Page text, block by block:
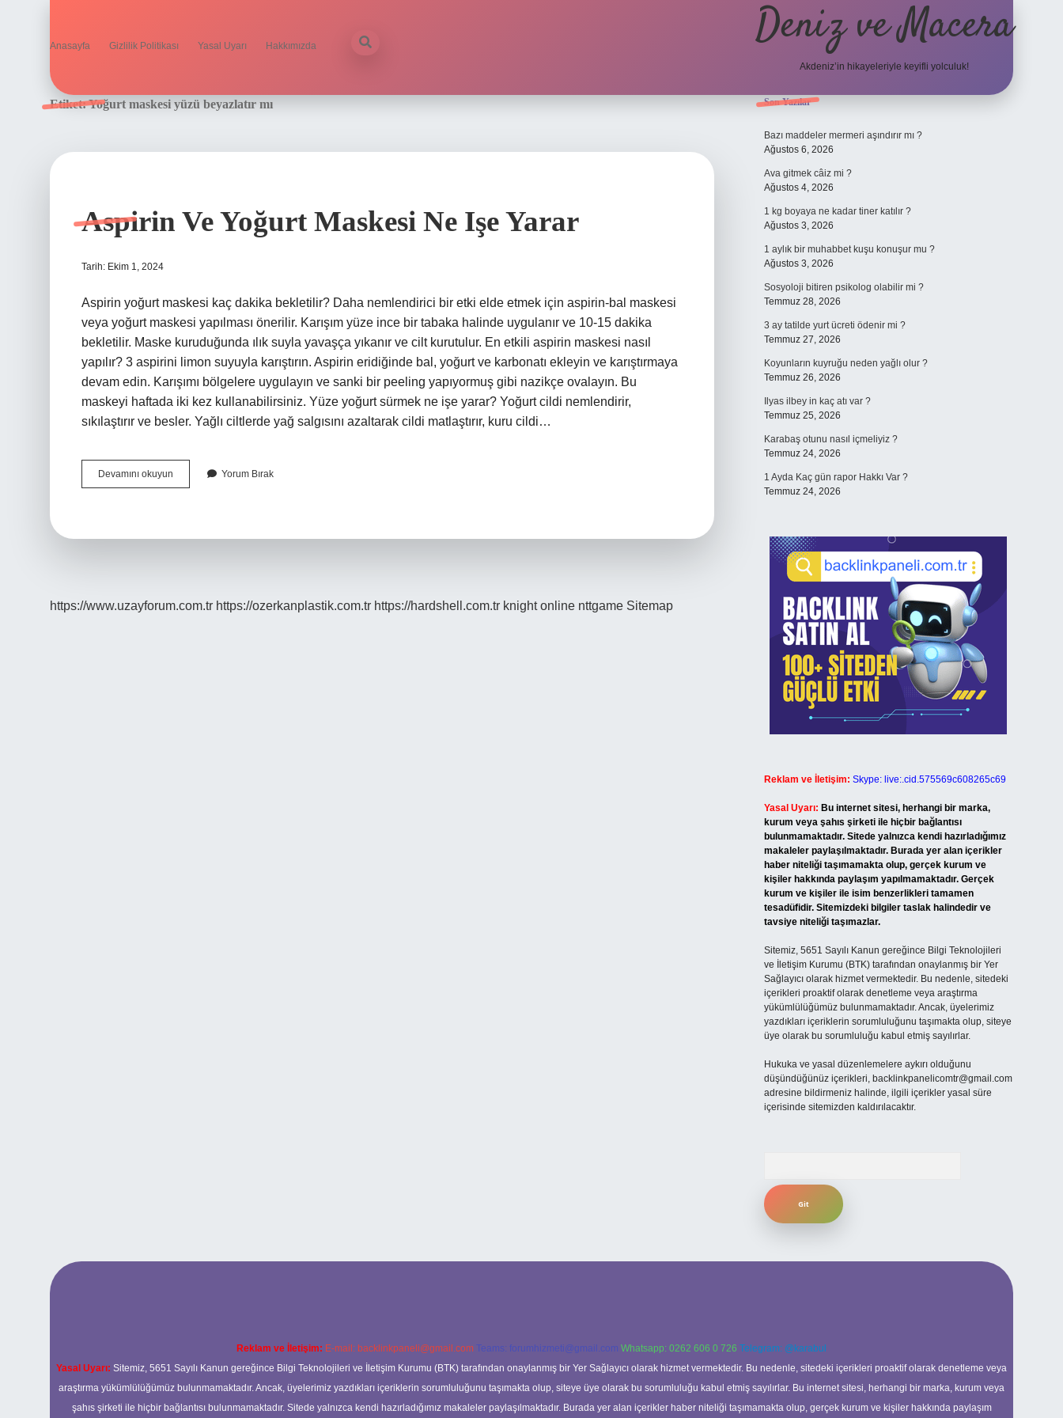
Anasayfa Gizlilik Politikası Yasal Uyarı Hakkımızda Deniz ve Macera
Akdeniz’in hikayeleriyle keyifli yolculuk!
Etiket:Yoğurt maskesi yüzü beyazlatır mı
Aspirin Ve Yoğurt Maskesi Ne Işe Yarar
Tarih: Ekim 1, 2024
Aspirin yoğurt maskesi kaç dakika bekletilir? Daha nemlendirici bir etki elde etmek için aspirin-bal maskesi
veya yoğurt maskesi yapılması önerilir. Karışım yüze ince bir tabaka halinde uygulanır ve 10-15 dakika
bekletilir. Maske kuruduğunda ılık suyla yavaşça yıkanır ve cilt kurutulur. En etkili aspirin maskesi nasıl
yapılır? 3 aspirini limon suyuyla karıştırın. Aspirin eridiğinde bal, yoğurt ve karbonatı ekleyin ve karıştırmaya
devam edin. Karışımı bölgelere uygulayın ve sanki bir peeling yapıyormuş gibi nazikçe ovalayın. Bu
maskeyi haftada iki kez kullanabilirsiniz. Yüze yoğurt sürmek ne işe yarar? Yoğurt cildi nemlendirir,
sıkılaştırır ve besler. Yağlı ciltlerde yağ salgısını azaltarak cildi matlaştırır, kuru cildi…
Devamını okuyun
Ve
Yorum Bırak
https://www.uzayforum.com.tr https://ozerkanplastik.com.tr https://hardshell.com.tr knight online nttgame Sitemap
Sidebar
Son Yazılar
Bazı maddeler mermeri aşındırır mı ?
Ağustos 6, 2026
Ava gitmek câiz mi ?
Ağustos 4, 2026
1 kg boyaya ne kadar tiner katılır ?
Ağustos 3, 2026
1 aylık bir muhabbet kuşu konuşur mu ?
Ağustos 3, 2026
Sosyoloji bitiren psikolog olabilir mi ?
Temmuz 28, 2026
3 ay tatilde yurt ücreti ödenir mi ?
Temmuz 27, 2026
Koyunların kuyruğu neden yağlı olur ?
Temmuz 26, 2026
Ilyas ilbey in kaç atı var ?
Temmuz 25, 2026
Karabaş otunu nasıl içmeliyiz ?
Temmuz 24, 2026
1 Ayda Kaç gün rapor Hakkı Var ?
Temmuz 24, 2026
Reklam ve İletişim: Skype: live:.cid.575569c608265c69
Yasal Uyarı: Bu internet sitesi, herhangi bir marka,
kurum veya şahıs şirketi ile hiçbir bağlantısı
bulunmamaktadır. Sitede yalnızca kendi hazırladığımız
makaleler paylaşılmaktadır. Burada yer alan içerikler
haber niteliği taşımamakta olup, gerçek kurum ve
kişiler hakkında paylaşım yapılmamaktadır. Gerçek
kurum ve kişiler ile isim benzerlikleri tamamen
tesadüfidir. Sitemizdeki bilgiler taslak halindedir ve
tavsiye niteliği taşımazlar.
Sitemiz, 5651 Sayılı Kanun gereğince Bilgi Teknolojileri
ve İletişim Kurumu (BTK) tarafından onaylanmış bir Yer
Sağlayıcı olarak hizmet vermektedir. Bu nedenle, sitedeki
içerikleri proaktif olarak denetleme veya araştırma
yükümlülüğümüz bulunmamaktadır. Ancak, üyelerimiz
yazdıkları içeriklerin sorumluluğunu taşımakta olup, siteye
üye olarak bu sorumluluğu kabul etmiş sayılırlar.
Hukuka ve yasal düzenlemelere aykırı olduğunu
düşündüğünüz içerikleri, backlinkpanelicomtr@gmail.com
adresine bildirmeniz halinde, ilgili içerikler yasal süre
içerisinde sitemizden kaldırılacaktır.
Reklam ve İletişim: E-mail: backlinkpaneli@gmail.com Teams: forumhizmeti@gmail.com Whatsapp: 0262 606 0 726 Telegram: @karabul
Yasal Uyarı: Sitemiz, 5651 Sayılı Kanun gereğince Bilgi Teknolojileri ve İletişim Kurumu (BTK) tarafından onaylanmış bir Yer Sağlayıcı olarak hizmet vermektedir. Bu nedenle, sitedeki içerikleri proaktif olarak denetleme veya
araştırma yükümlülüğümüz bulunmamaktadır. Ancak, üyelerimiz yazdıkları içeriklerin sorumluluğunu taşımakta olup, siteye üye olarak bu sorumluluğu kabul etmiş sayılırlar. Bu internet sitesi, herhangi bir marka, kurum veya
şahıs şirketi ile hiçbir bağlantısı bulunmamaktadır. Sitede yalnızca kendi hazırladığımız makaleler paylaşılmaktadır. Burada yer alan içerikler haber niteliği taşımamakta olup, gerçek kurum ve kişiler hakkında paylaşım